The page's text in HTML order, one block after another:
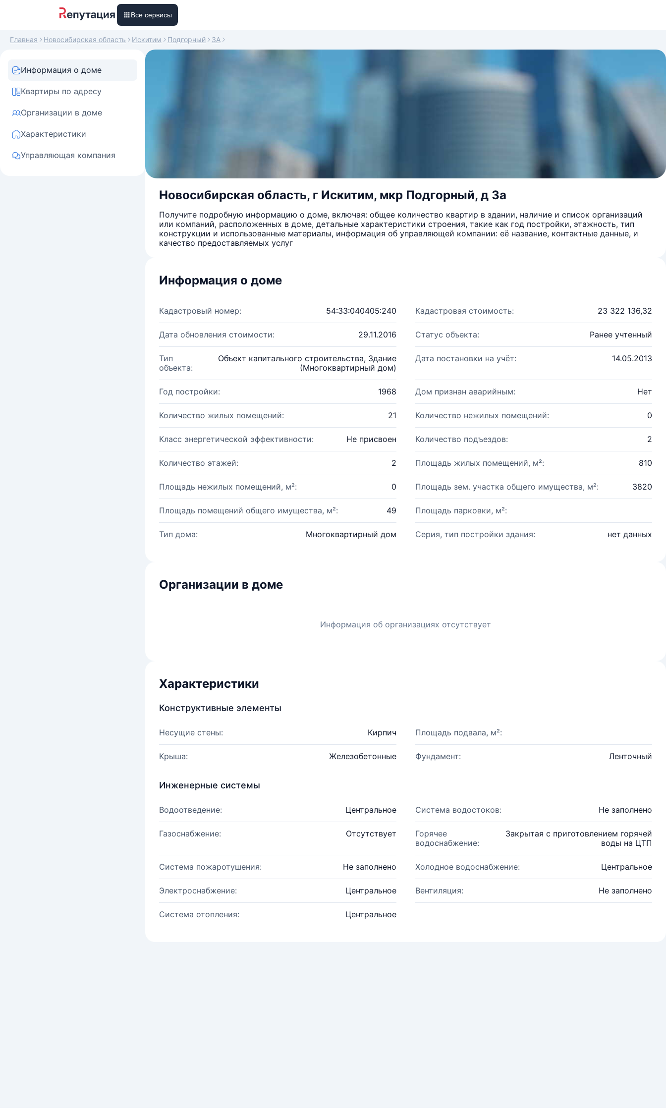
Все сервисы
Главная Новосибирская область Искитим Подгорный 3А
Информация о доме
Квартиры по адресу
Организации в доме
Характеристики
Управляющая компания
Новосибирская область, г Искитим, мкр Подгорный, д 3а
Получите подробную информацию о доме, включая: общее количество квартир в здании, наличие и список организаций
или компаний, расположенных в доме, детальные характеристики строения, такие как год постройки, этажность, тип
конструкции и использованные материалы, информация об управляющей компании: её название, контактные данные, и
качество предоставляемых услуг
Информация о доме
Кадастровый номер: 54:33:040405:240 Кадастровая стоимость: 23 322 136,32
Дата обновления стоимости: 29.11.2016 Статус объекта: Ранее учтенный
Тип
объекта:
Объект капитального строительства, Здание
(Многоквартирный дом)
Дата постановки на учёт: 14.05.2013
Год постройки: 1968 Дом признан аварийным: Нет
Количество жилых помещений: 21 Количество нежилых помещений: 0
Класс энергетической эффективности: Не присвоен Количество подъездов: 2
Количество этажей: 2 Площадь жилых помещений, м²: 810
Площадь нежилых помещений, м²: 0 Площадь зем. участка общего имущества, м²: 3820
Площадь помещений общего имущества, м²: 49 Площадь парковки, м²:
Тип дома: Многоквартирный дом Серия, тип постройки здания: нет данных
Организации в доме
Информация об организациях отсутствует
Характеристики
Конструктивные элементы
Несущие стены: Кирпич Площадь подвала, м²:
Крыша: Железобетонные Фундамент: Ленточный
Инженерные системы
Водоотведение: Центральное Система водостоков: Не заполнено
Газоснабжение: Отсутствует
Горячее
водоснабжение:
Закрытая с приготовлением горячей
воды на ЦТП
Система пожаротушения: Не заполнено Холодное водоснабжение: Центральное
Электроснабжение: Центральное Вентиляция: Не заполнено
Система отопления: Центральное